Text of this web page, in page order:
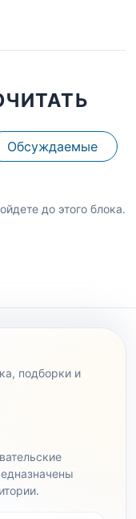
Обсуждаемые
до этого блока.
подборки и